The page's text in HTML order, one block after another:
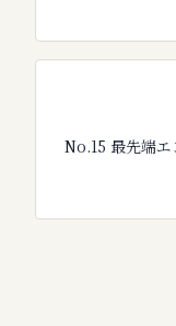
No.15 最先端